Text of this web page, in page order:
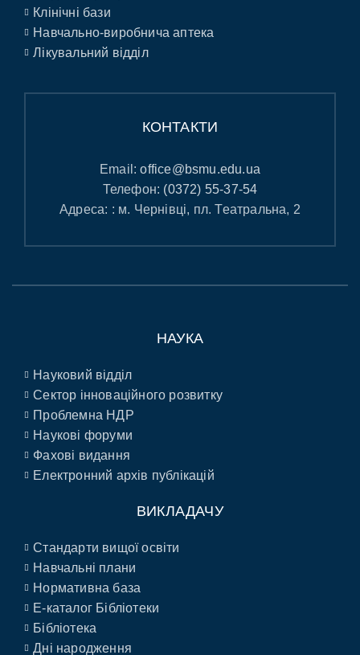
Клінічні бази
Навчально-виробнича аптека
Лікувальний відділ
КОНТАКТИ
Email:office@bsmu.edu.ua
Телефон: (0372) 55-37-54
Адреса: : м. Чернівці, пл. Театральна, 2
НАУКА
Науковий відділ
Сектор інноваційного розвитку
Проблемна НДР
Наукові форуми
Фахові видання
Електронний архів публікацій
ВИКЛАДАЧУ
Стандарти вищої освіти
Навчальні плани
Нормативна база
E-каталог Бібліотеки
Бібліотека
Дні народження